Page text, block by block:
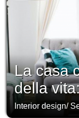
La casa
della
Interior design/